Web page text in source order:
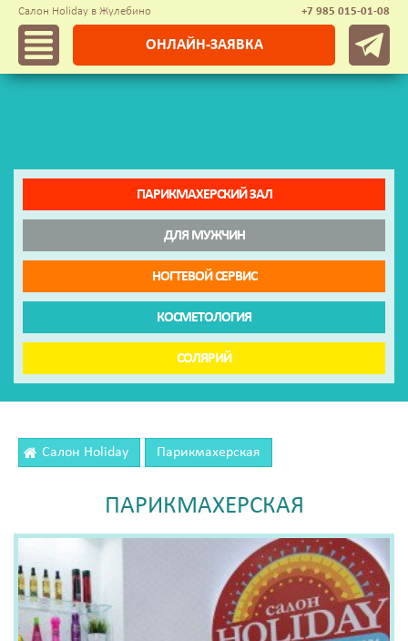
Салон Holiday в Жулебино +7 985 015-01-08
ОНЛАЙН-ЗАЯВКА
ПАРИКМАХЕРСКИЙ ЗАЛ
ДЛЯ МУЖЧИН
НОГТЕВОЙ СЕРВИС
КОСМЕТОЛОГИЯ
СОЛЯРИЙ
Салон Holiday Парикмахерская
ПАРИКМАХЕРСКАЯ